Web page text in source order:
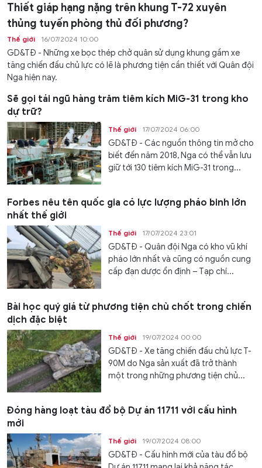
Thiết giáp hạng nặng trên khung T-72 xuyên
thủng tuyến phòng thủ đối phương?
Thế giới 16/07/2024 10:00
GD&TĐ - Những xe bọc thép chở quân sử dụng khung gầm xe
tăng chiến đấu chủ lực có lẽ là phương tiện cần thiết với Quân đội
Nga hiện nay.
Sẽ gọi tái ngũ hàng trăm tiêm kích MiG-31 trong kho
dự trữ?
Thế giới 17/07/2024 06:00
GD&TĐ - Các nguồn thông tin mở cho
biết đến năm 2018, Nga có thể vẫn lưu
giữ tới 130 tiêm kích MiG-31 trong...
Forbes nêu tên quốc gia có lực lượng pháo binh lớn
nhất thế giới
Thế giới 17/07/2024 23:01
GD&TĐ - Quân đội Nga có kho vũ khí
pháo lớn nhất và cũng có nguồn cung
cấp đạn dược ổn định – Tạp chí...
Bài học quý giá từ phương tiện chủ chốt trong chiến
dịch đặc biệt
Thế giới 19/07/2024 00:00
GD&TĐ - Xe tăng chiến đấu chủ lực T-
90M do Nga sản xuất đã trở thành
một trong những phương tiện chủ...
Đóng hàng loạt tàu đổ bộ Dự án 11711 với cấu hình
mới
Thế giới 19/07/2024 08:00
GD&TĐ - Cấu hình mới của tàu đổ bộ